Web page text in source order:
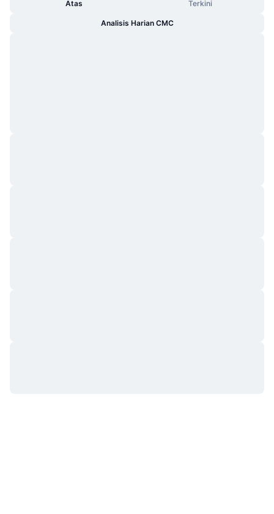
Atas Terkini
Analisis Harian CMC